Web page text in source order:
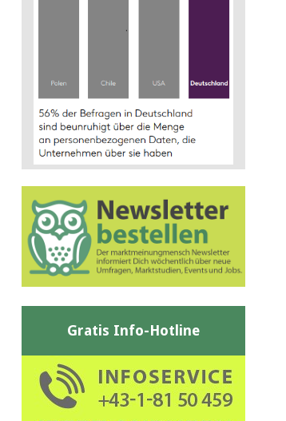
Gratis Info-Hotline